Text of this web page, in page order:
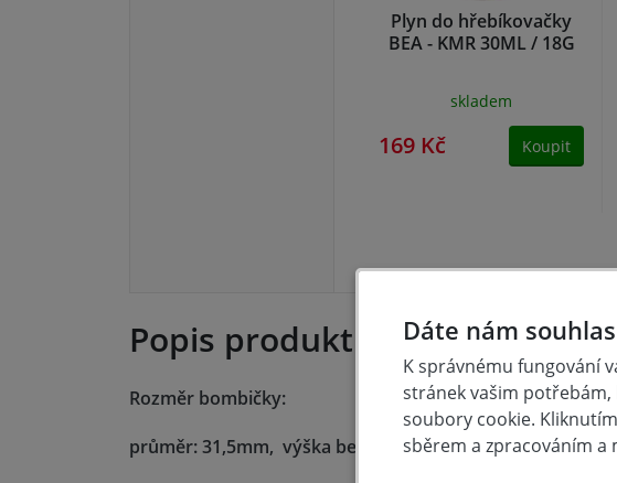
Plyn do hřebíkovačky
BEA - KMR 30ML / 18G
skladem
169 Kč Koupit
Popis produktu
Rozměr bombičky:
průměr: 31,5mm, výška bez plastového konce 80mm
Dáte nám
K správnému fungování
stránek vašim
soubory cookie.
sběrem a zpracováním a